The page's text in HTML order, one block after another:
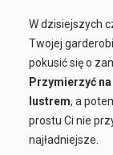
W dzisiejszych
Twojej
pokusić się o
Przymierzyć
lustrem, a
prostu Ci nie
najładniejsze.